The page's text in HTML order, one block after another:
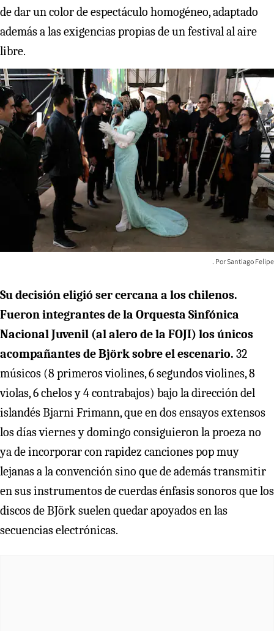
de dar un color de espectáculo homogéneo, adaptado
además a las exigencias propias de un festival al aire
libre.
Santiago Felipe
Su decisión eligió ser cercana a los chilenos.
Fueron integrantes de la Orquesta Sinfónica
Nacional Juvenil (al alero de la FOJI) los únicos
acompañantes de Björk sobre el escenario. 32
músicos (8 primeros violines, 6 segundos violines, 8
violas, 6 chelos y 4 contrabajos) bajo la dirección del
islandés Bjarni Frimann, que en dos ensayos extensos
los días viernes y domingo consiguieron la proeza no
ya de incorporar con rapidez canciones pop muy
lejanas a la convención sino que de además transmitir
en sus instrumentos de cuerdas énfasis sonoros que los
discos de BJörk suelen quedar apoyados en las
secuencias electrónicas.